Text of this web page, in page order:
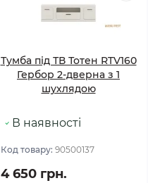
Тумба під ТВ Тотен RTV160
Гербор 2-дверна з 1
шухлядою
В наявності
Код товару: 90500137
4 650 грн.